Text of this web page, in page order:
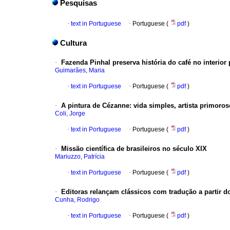
Pesquisas
· text in Portuguese · Portuguese ( pdf)
Cultura
· Fazenda Pinhal preserva história do café no interior
Guimarães, Maria
· text in Portuguese · Portuguese ( pdf)
· A pintura de Cézanne: vida simples, artista
Coli, Jorge
· text in Portuguese · Portuguese ( pdf)
· Missão científica de brasileiros no século XIX
Mariuzzo, Patrícia
· text in Portuguese · Portuguese ( pdf)
· Editoras relançam clássicos com tradução a partir
Cunha, Rodrigo
· text in Portuguese · Portuguese ( pdf)